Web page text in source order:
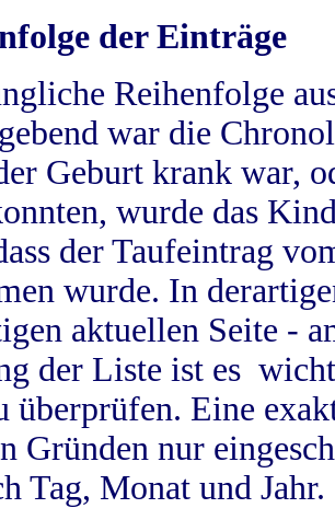
der Einträge
Reihenfolge
war die
Geburt krank war,
wurde das
der Taufeintrag
wurde. In
aktuellen Seite -
der Liste ist es
überprüfen. Eine
Gründen nur
Tag, Monat und Jahr.